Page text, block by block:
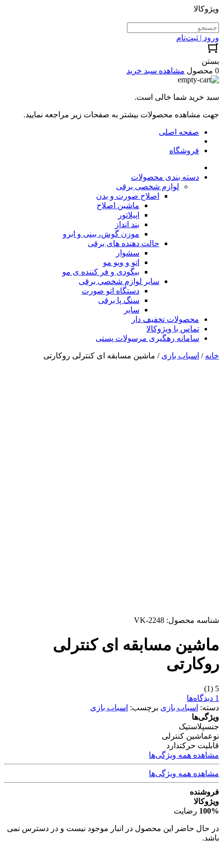
ویژوکالا
ورود | ثبت‌نام
بستن
0 محصول
مشاهده سبد خرید
سبد خرید شما خالی است.
جهت مشاهده محصولات بیشتر به صفحات زیر مراجعه نمایید.
صفحه اصلی
فروشگاه
دسته بندی محصولات
لوازم شخصی برقی
اصلاح صورت و بدن
ماشین اصلاح
اپیلاتور
بند انداز
موزن گوش، بینی و ابرو
حالت دهنده های برقی
سشوار
اتو و ویو مو
بیگودی و فر کننده ی مو
سایر لوازم شخصی برقی
دستگاه اتو صورت
سنگ پا برقی
سایر
محصولات تخفیف دار
تماس با ویژوکالا
سامانه رهگیری مرسولات پستی
خانه / اسباب بازی / ماشین مسابقه ای کنترلی روکارتی
شناسه محصول: VK-2248
ماشین مسابقه ای کنترلی
روکارتی
5
(1)
1 دیدگاه‌ها
دسته: اسباب بازی برچسب: اسباب بازی
ویژگی‌ها
جنسپلاستیک
نوعماشین کنترلی
قابلیت حرکتدارد
مشاهده همه ویژگی‌ها
مشاهده همه ویژگی‌ها
فروشنده
ویژوکالا
100% رضایت
در حال حاضر این محصول در انبار موجود نیست و در دسترس نمی
باشد.